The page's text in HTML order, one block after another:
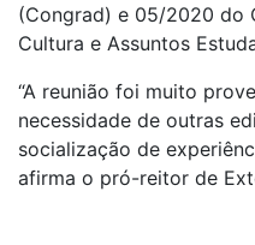
(Congrad) e 05/2020 do
Cultura e Assuntos
“A reunião foi muito
necessidade de outras
socialização de
afirma o pró-reitor de